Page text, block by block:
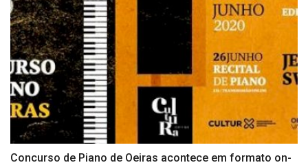
Concurso de Piano de Oeiras acontece em formato on-